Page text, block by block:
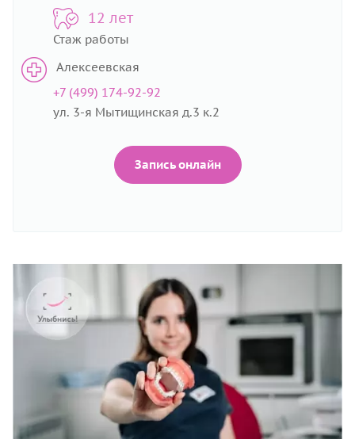
12 лет
Стаж работы
Алексеевская
+7 (499) 174-92-92
ул. 3-я Мытищинская д.3 к.2
Запись онлайн